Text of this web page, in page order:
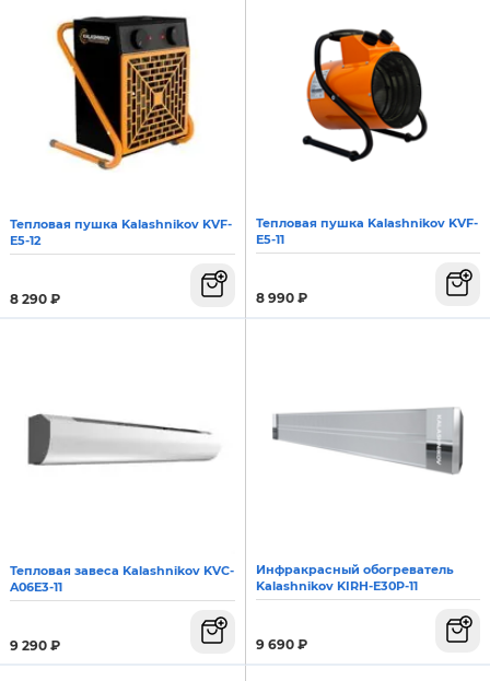
Тепловая пушка Kalashnikov KVF-
E5-12
8 290 ₽
Тепловая пушка Kalashnikov KVF-
E5-11
8 990 ₽
Тепловая завеса Kalashnikov KVC-
A06E3-11
9 290 ₽
Инфракрасный обогреватель
Kalashnikov KIRH-E30P-11
9 690 ₽